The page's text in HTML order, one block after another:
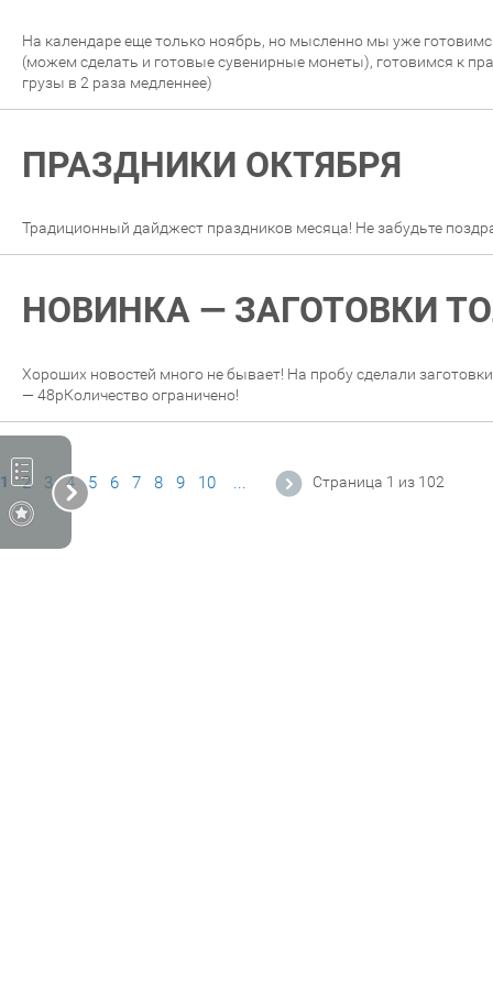
На календаре еще только ноябрь, но мысленно мы уже
(можем сделать и готовые сувенирные монеты), готовимся к
грузы в 2 раза медленнее)
ПРАЗДНИКИ ОКТЯБРЯ
Традиционный дайджест праздников месяца! Не забудьте
НОВИНКА — ЗАГОТОВКИ
Хороших новостей много не бывает! На пробу сделали
— 48рКоличество ограничено!
Страница 1 из 102
1 2 3 4 5 6 7 8 9 10